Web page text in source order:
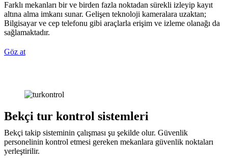
Farklı mekanları bir ve birden fazla noktadan sürekli izleyip kayıt
altına alma imkanı sunar. Gelişen teknoloji kameralara uzaktan;
Bilgisayar ve cep telefonu gibi araçlarla erişim ve izleme olanağı da
sağlamaktadır.
Göz at
Bekçi tur kontrol sistemleri
Bekçi takip sisteminin çalışması şu şekilde olur. Güvenlik
personelinin kontrol etmesi gereken mekanlara güvenlik noktaları
yerleştirilir.